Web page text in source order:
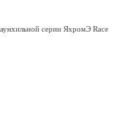
серии ЯхромЭ Race